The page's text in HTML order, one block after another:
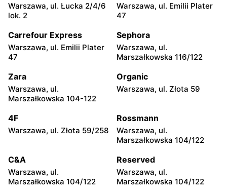
Hitpol Hitpol
Hitpol
Wieliczka, ul. Gdowska 31
Hitpol
Tuchów, ul. Rynek 17
Hitpol
Gdów, ul. Łapanowska 1424
Hitpol
Gromnik, ul. Krynicka 2
Glinik Górny, ul. Glinik
Górny 142
Łapanów, ul. Łapanów 15
Brzyska, ul. Brzyska 52 Szerzyny, ul. Szerzyny 670
Hitpol Hitpol
Warszawa, ul. Łucka 2/4/6
lok. 2
Warszawa, ul. Emilii Plater
47
Carrefour Express
Warszawa, ul. Emilii Plater
47
Sephora
Warszawa, ul.
Marszałkowska 116/122
Zara
Warszawa, ul.
Marszałkowska 104-122
Organic
Warszawa, ul. Złota 59
4F
Warszawa, ul. Złota 59/258
Rossmann
Warszawa, ul.
Marszałkowska 104/122
C&A
Warszawa, ul.
Marszałkowska 104/122
Reserved
Warszawa, ul.
Marszałkowska 104/122